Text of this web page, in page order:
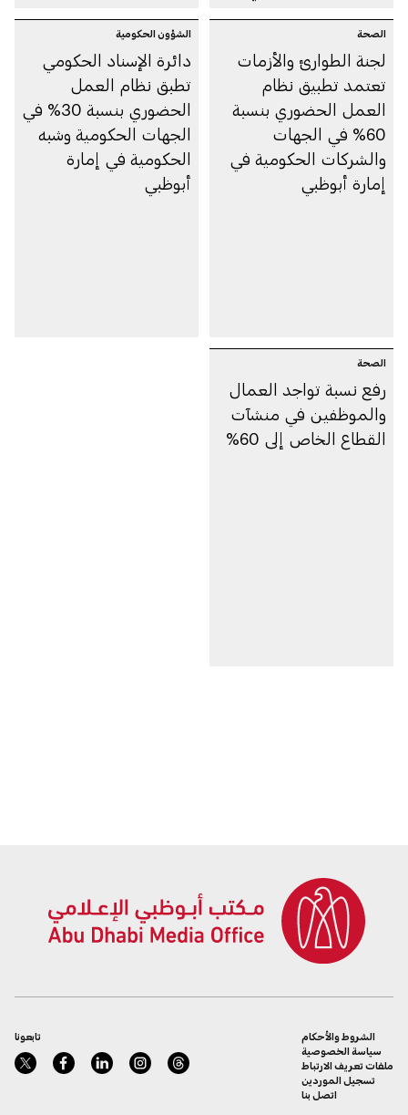
الصحة
لجنة الطوارئ والأزمات
تعتمد تطبيق نظام
العمل الحضوري بنسبة
60% في الجهات
والشركات الحكومية في
إمارة أبوظبي
الشؤون الحكومية
دائرة الإسناد الحكومي
تطبق نظام العمل
الحضوري بنسبة 30% في
الجهات الحكومية وشبه
الحكومية في إمارة
أبوظبي
الصحة
رفع نسبة تواجد العمال
والموظفين في منشآت
القطاع الخاص إلى 60%
تابعونا
الشروط والأحكام
سياسة الخصوصية
ملفات تعريف الارتباط
تسجيل الموردين
اتصل بنا